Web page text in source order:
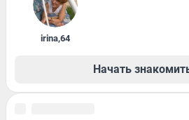
irina,64
Начать